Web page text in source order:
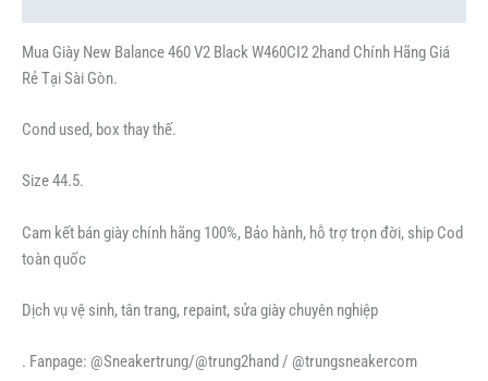
Mua Giày New Balance 460 V2 Black W460CI2 2hand Chính Hãng Giá
Rẻ Tại Sài Gòn.
Cond used, box thay thế.
Size 44.5.
Cam kết bán giày chính hãng 100%, Bảo hành, hỗ trợ trọn đời, ship Cod
toàn quốc
Dịch vụ vệ sinh, tân trang, repaint, sửa giày chuyên nghiệp
. Fanpage: @Sneakertrung/@trung2hand / @trungsneakercom